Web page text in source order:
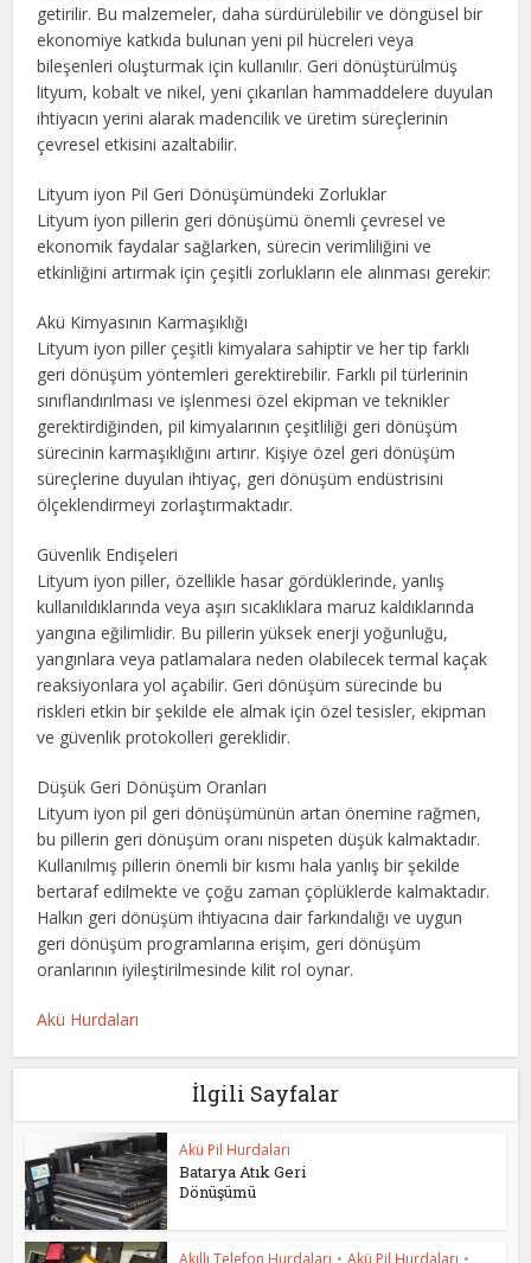
getirilir. Bu malzemeler, daha sürdürülebilir ve döngüsel bir
ekonomiye katkıda bulunan yeni pil hücreleri veya
bileşenleri oluşturmak için kullanılır. Geri dönüştürülmüş
lityum, kobalt ve nikel, yeni çıkarılan hammaddelere duyulan
ihtiyacın yerini alarak madencilik ve üretim süreçlerinin
çevresel etkisini azaltabilir.
Lityum iyon Pil Geri Dönüşümündeki Zorluklar
Lityum iyon pillerin geri dönüşümü önemli çevresel ve
ekonomik faydalar sağlarken, sürecin verimliliğini ve
etkinliğini artırmak için çeşitli zorlukların ele alınması gerekir:
Akü Kimyasının Karmaşıklığı
Lityum iyon piller çeşitli kimyalara sahiptir ve her tip farklı
geri dönüşüm yöntemleri gerektirebilir. Farklı pil türlerinin
sınıflandırılması ve işlenmesi özel ekipman ve teknikler
gerektirdiğinden, pil kimyalarının çeşitliliği geri dönüşüm
sürecinin karmaşıklığını artırır. Kişiye özel geri dönüşüm
süreçlerine duyulan ihtiyaç, geri dönüşüm endüstrisini
ölçeklendirmeyi zorlaştırmaktadır.
Güvenlik Endişeleri
Lityum iyon piller, özellikle hasar gördüklerinde, yanlış
kullanıldıklarında veya aşırı sıcaklıklara maruz kaldıklarında
yangına eğilimlidir. Bu pillerin yüksek enerji yoğunluğu,
yangınlara veya patlamalara neden olabilecek termal kaçak
reaksiyonlara yol açabilir. Geri dönüşüm sürecinde bu
riskleri etkin bir şekilde ele almak için özel tesisler, ekipman
ve güvenlik protokolleri gereklidir.
Düşük Geri Dönüşüm Oranları
Lityum iyon pil geri dönüşümünün artan önemine rağmen,
bu pillerin geri dönüşüm oranı nispeten düşük kalmaktadır.
Kullanılmış pillerin önemli bir kısmı hala yanlış bir şekilde
bertaraf edilmekte ve çoğu zaman çöplüklerde kalmaktadır.
Halkın geri dönüşüm ihtiyacına dair farkındalığı ve uygun
geri dönüşüm programlarına erişim, geri dönüşüm
oranlarının iyileştirilmesinde kilit rol oynar.
Akü Hurdaları
İlgili Sayfalar
Akü Pil Hurdaları
Batarya Atık Geri
Dönüşümü